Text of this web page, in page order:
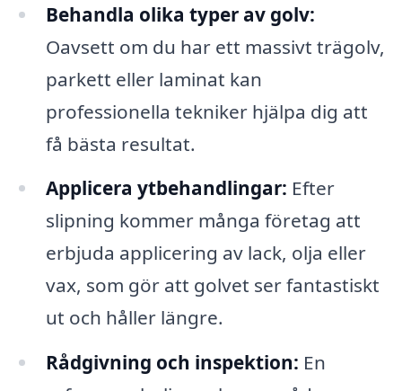
Behandla olika typer av golv:
Oavsett om du har ett massivt trägolv,
parkett eller laminat kan
professionella tekniker hjälpa dig att
få bästa resultat.
Applicera ytbehandlingar: Efter
slipning kommer många företag att
erbjuda applicering av lack, olja eller
vax, som gör att golvet ser fantastiskt
ut och håller längre.
Rådgivning och inspektion: En